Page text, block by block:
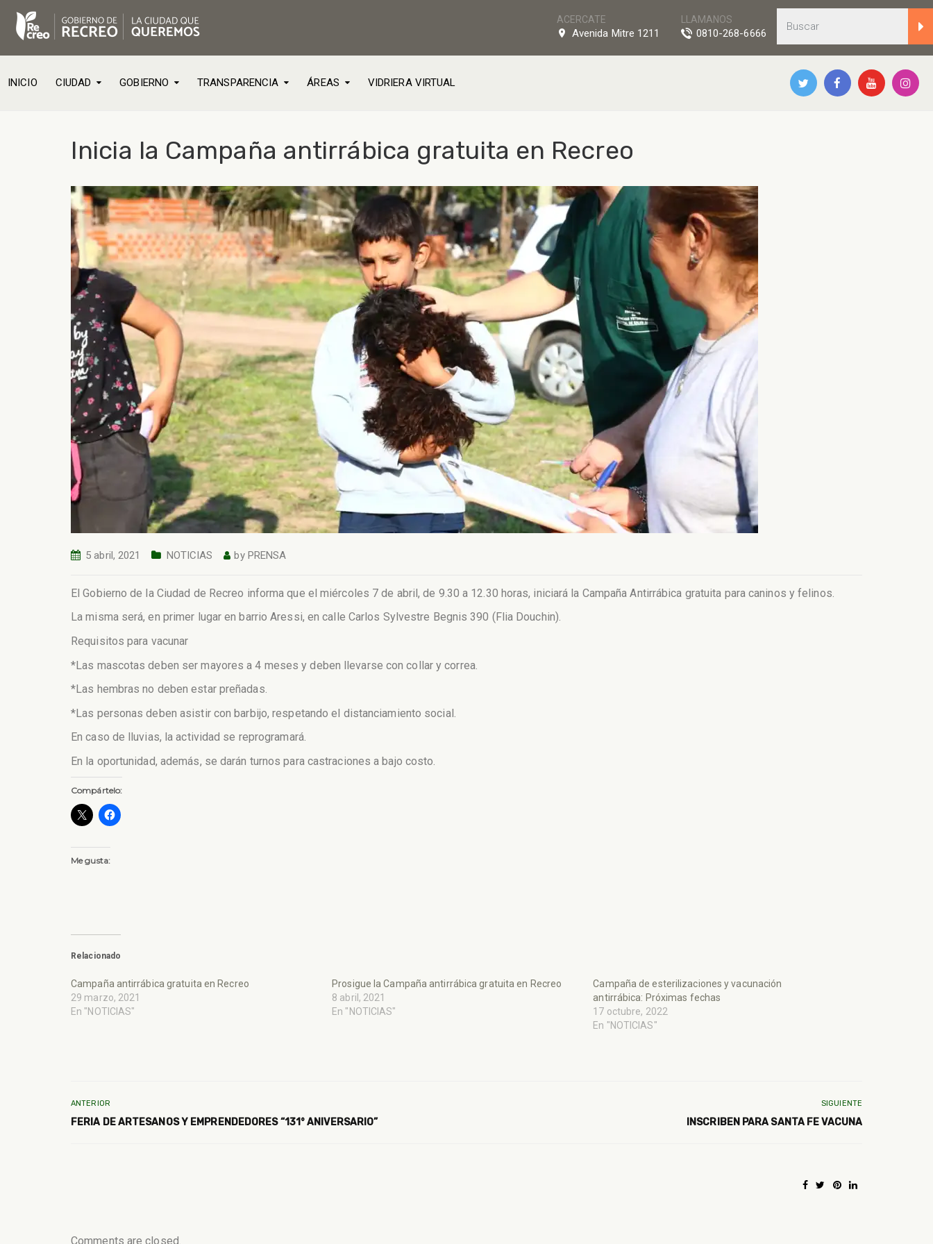
LLAMANOS
0810-268-6666
ACERCATE
Avenida Mitre 1211
INICIO CIUDAD GOBIERNO TRANSPARENCIA ÁREAS VIDRIERA VIRTUAL
Inicia la Campaña antirrábica gratuita en Recreo
5 abril, 2021 NOTICIAS by PRENSA
El Gobierno de la Ciudad de Recreo informa que el miércoles 7 de abril, de 9.30 a 12.30 horas, iniciará la Campaña Antirrábica gratuita para caninos y felinos.
La misma será, en primer lugar en barrio Aressi, en calle Carlos Sylvestre Begnis 390 (Flia Douchin).
Requisitos para vacunar
*Las mascotas deben ser mayores a 4 meses y deben llevarse con collar y correa.
*Las hembras no deben estar preñadas.
*Las personas deben asistir con barbijo, respetando el distanciamiento social.
En caso de lluvias, la actividad se reprogramará.
En la oportunidad, además, se darán turnos para castraciones a bajo costo.
Compártelo:
Me gusta:
Relacionado
Campaña antirrábica gratuita en Recreo
29 marzo, 2021
En "NOTICIAS"
Prosigue la Campaña antirrábica gratuita en Recreo
8 abril, 2021
En "NOTICIAS"
Campaña de esterilizaciones y vacunación
antirrábica: Próximas fechas
17 octubre, 2022
En "NOTICIAS"
ANTERIOR
FERIA DE ARTESANOS Y EMPRENDEDORES “131° ANIVERSARIO”
SIGUIENTE
INSCRIBEN PARA SANTA FE VACUNA
Comments are closed.